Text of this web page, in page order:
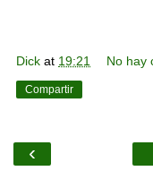
Dick at 19:21 No hay
Compartir
‹